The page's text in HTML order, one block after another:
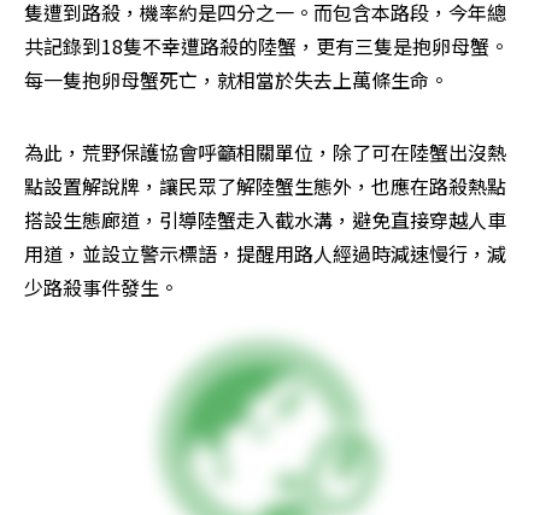
隻遭到路殺，機率約是四分之一。而包含本路段，今年總
共記錄到18隻不幸遭路殺的陸蟹，更有三隻是抱卵母蟹。
每一隻抱卵母蟹死亡，就相當於失去上萬條生命。
為此，荒野保護協會呼籲相關單位，除了可在陸蟹出沒熱
點設置解說牌，讓民眾了解陸蟹生態外，也應在路殺熱點
搭設生態廊道，引導陸蟹走入截水溝，避免直接穿越人車
用道，並設立警示標語，提醒用路人經過時減速慢行，減
少路殺事件發生。